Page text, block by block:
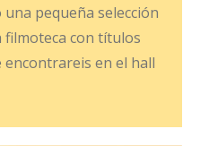
pequeña selección
filmoteca con títulos
encontrareis en el hall